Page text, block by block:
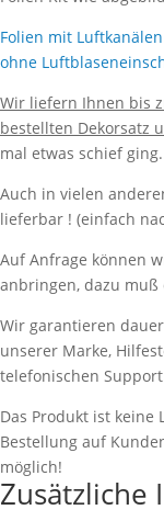
Folien mit
ohne
Wir liefern Ihnen bis
bestellten Dekorsatz
mal etwas schief ging.
Auch in vielen
lieferbar ! (einfach
Auf Anfrage können
anbringen, dazu muß
Wir garantieren
unserer Marke,
telefonischen
Das Produkt ist keine
Bestellung auf
möglich!
Zusätzliche